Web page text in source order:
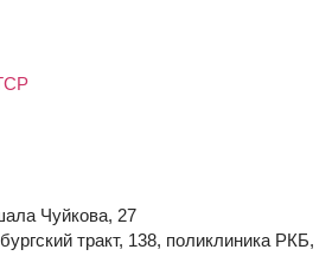
Чуйкова, 27
тракт, 138, поликлиника РКБ,